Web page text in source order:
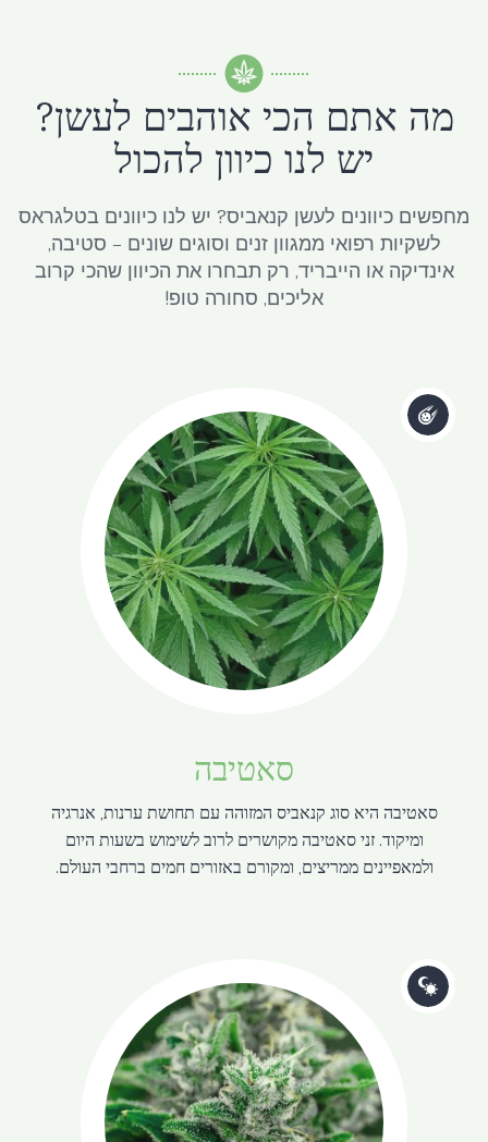
מה אתם הכי אוהבים לעשן?
יש לנו כיוון להכול
מחפשים כיוונים לעשן קנאביס? יש לנו כיוונים בטלגראס
לשקיות רפואי ממגוון זנים וסוגים שונים – סטיבה,
אינדיקה או הייבריד, רק תבחרו את הכיוון שהכי קרוב
אליכים, סחורה טופ!
סאטיבה
סאטיבה היא סוג קנאביס המזוהה עם תחושת ערנות, אנרגיה
ומיקוד. זני סאטיבה מקושרים לרוב לשימוש בשעות היום
ולמאפיינים ממריצים, ומקורם באזורים חמים ברחבי העולם.